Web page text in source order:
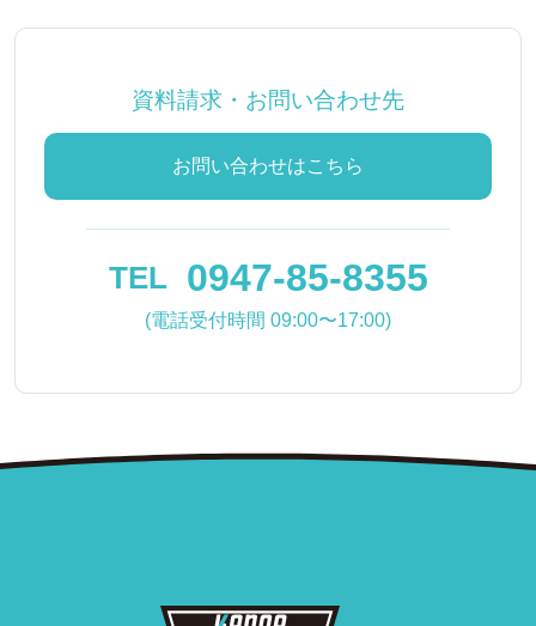
資料請求・お問い合わせ先
お問い合わせはこちら
TEL 0947-85-8355
(電話受付時間 09:00〜17:00)